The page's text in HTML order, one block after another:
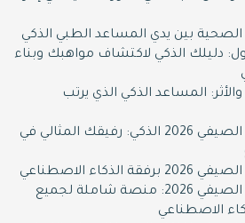
بين يدي المساعد الطبي الذكي
دليلك الذكي لاكتشاف مواهبك وبناء
المساعد الذكي الذي يرتب
معسكر التدريب الصيفي 2026 الذكي: رفيقك المثالي في
الاصطناعي
معسكر التدريب الصيفي 2026: منصة شاملة لجميع
الاصطناعي